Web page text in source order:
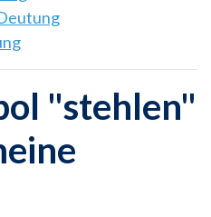
"stehlen"